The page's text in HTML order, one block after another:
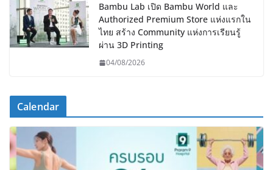
Bambu Lab เปิด Bambu World และ
Authorized Premium Store แห่งแรกใน
ไทย สร้าง Community แห่งการเรียนรู้
ผ่าน 3D Printing
04/08/2026
Calendar